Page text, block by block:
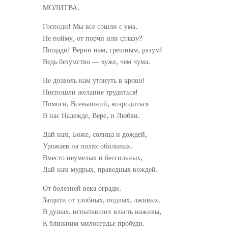
МОЛИТВА.
Господи! Мы все сошли с ума.
Не пойму, от порчи или сглазу?
Пощади! Верни нам, грешным, разум!
Ведь безумство — хуже, чем чума.
Не дозволь нам утонуть в крови!
Ниспошли желание трудиться!
Помоги, Всевышний, возродиться
В нас Надежде, Вере, и Любви.
Дай нам, Боже, солнца и дождей,
Урожаев на полях обильных.
Вместо неумелых и бессильных,
Дай нам мудрых, праведных вождей.
От болезней века огради.
Защити от злобных, подлых, лживых.
В душах, испытавших власть наживы,
К ближним милосердье пробуди.